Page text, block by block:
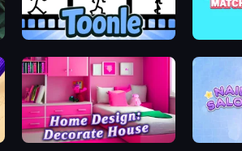
Toonle
Home Design: Decorate House Nail Salon